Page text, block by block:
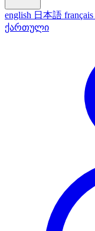
english 日本語 français
ქართული